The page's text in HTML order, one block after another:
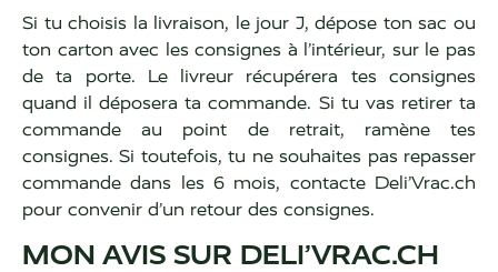
Si tu choisis la livraison, le jour J, dépose ton sac ou
ton carton avec les consignes à l’intérieur, sur le pas
de ta porte. Le livreur récupérera tes consignes
quand il déposera ta commande. Si tu vas retirer ta
commande au point de retrait, ramène tes
consignes. Si toutefois, tu ne souhaites pas repasser
commande dans les 6 mois, contacte Deli’Vrac.ch
pour convenir d’un retour des consignes.
MON AVIS SUR DELI’VRAC.CH